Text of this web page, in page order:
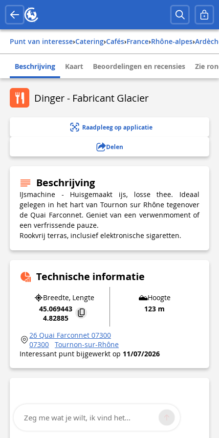
Punt van interesse› Catering› Cafés› france› rhône-alpes›
Beschrijving Kaart Beoordelingen en recensies Zie
Dinger - Fabricant Glacier
Raadpleeg op applicatie
Delen
Beschrijving
IJsmachine - Huisgemaakt ijs, losse thee. Ideaal
gelegen in het hart van Tournon sur Rhône tegenover
de Quai Farconnet. Geniet van een verwenmoment of
een verfrissende pauze.
Rookvrij terras, inclusief elektronische sigaretten.
Technische informatie
Breedte, Lengte
45.069443
4.82885
Hoogte
123 m
26 Quai Farconnet 07300
07300
Tournon-sur-Rhône
Interessant punt bijgewerkt op 11/07/2026
Zeg me wat je wilt, ik vind het...